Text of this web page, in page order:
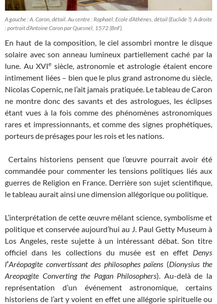
A gauche : A. Caron, détail. Au centre : Raphaël, Ecole d’Athènes, détail (Euclide ?). A droite
: portrait d’Antoine Caron par Quesnel, 1572 (BnF).
En haut de la composition, le ciel assombri montre le disque
solaire avec son anneau lumineux partiellement caché par la
lune. Au XVIe siècle, astronomie et astrologie étaient encore
intimement liées – bien que le plus grand astronome du siècle,
Nicolas Copernic, ne l’ait jamais pratiquée. Le tableau de Caron
ne montre donc des savants et des astrologues, les éclipses
étant vues à la fois comme des phénomènes astronomiques
rares et impressionnants, et comme des signes prophétiques,
porteurs de présages pour les rois et les nations.
Certains historiens pensent que l’œuvre pourrait avoir été
commandée pour commenter les tensions politiques liés aux
guerres de Religion en France. Derrière son sujet scientifique,
le tableau aurait ainsi une dimension allégorique ou politique.
L’interprétation de cette œuvre mêlant science, symbolisme et
politique et conservée aujourd’hui au J. Paul Getty Museum à
Los Angeles, reste sujette à un intéressant débat. Son titre
officiel dans les collections du musée est en effet Denys
l’Aréopagite convertissant des philosophes païens (Dionysius the
Areopagite Converting the Pagan Philosophers). Au-delà de la
représentation d’un événement astronomique, certains
historiens de l’art y voient en effet une allégorie spirituelle ou